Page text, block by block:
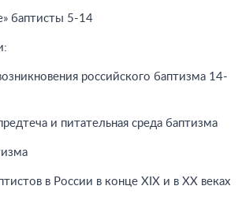
баптисты 5-14
российского баптизма 14-
и питательная среда баптизма
в России в конце XIX и в XX веках